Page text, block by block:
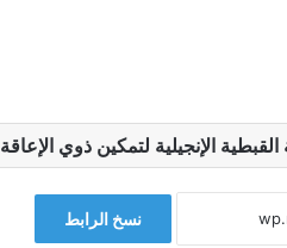
الإنجيلية لتمكين ذوي الإعاقة
نسخ الرابط